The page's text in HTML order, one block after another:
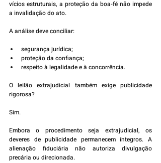
vícios estruturais, a proteção da boa-fé não impede
a invalidação do ato.
A análise deve conciliar:
segurança jurídica;
proteção da confiança;
respeito à legalidade e à concorrência.
O leilão extrajudicial também exige publicidade
rigorosa?
Sim.
Embora o procedimento seja extrajudicial, os
deveres de publicidade permanecem íntegros. A
alienação fiduciária não autoriza divulgação
precária ou direcionada.